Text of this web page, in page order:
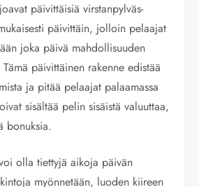
päivittäisiä virstanpylväs-
päivittäin, jolloin pelaajat
joka päivä mahdollisuuden
päivittäinen rakenne edistää
ja pitää pelaajat palaamassa
sisältää pelin sisäistä valuuttaa,
bonuksia.
olla tiettyjä aikoja päivän
myönnetään, luoden kiireen